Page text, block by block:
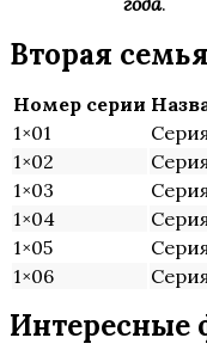
Вторая
Номер серии
1×01
1×02
1×03
1×04
1×05
1×06
Интересные